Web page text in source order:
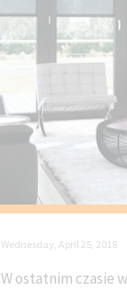
Wednesday, April 25, 2018
W ostatnim czasie